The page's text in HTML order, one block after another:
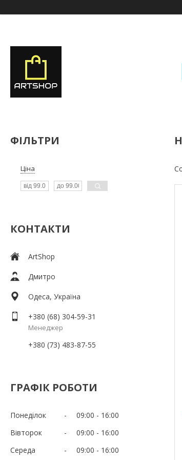
ФІЛЬТРИ
Ціна
КОНТАКТИ
ArtShop
Дмитро
Одеса, Україна
+380 (68) 304-59-31
Менеджер
+380 (73) 483-87-55
ГРАФІК РОБОТИ
Понеділок 09:00
16:00
Вівторок
09:00
16:00
Середа
09:00 16:00